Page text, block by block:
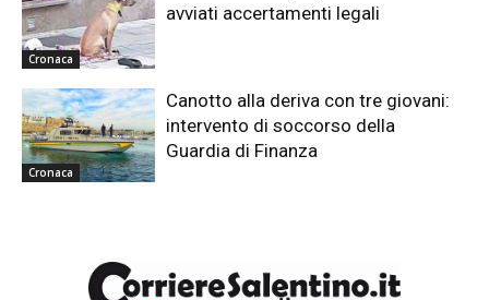
Cronaca
avviati accertamenti legali
Cronaca
Canotto alla deriva con tre giovani:
intervento di soccorso della
Guardia di Finanza